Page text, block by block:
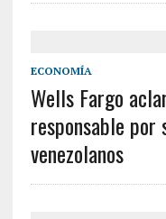
ECONOMÍA
Wells Fargo
responsable por
venezolanos